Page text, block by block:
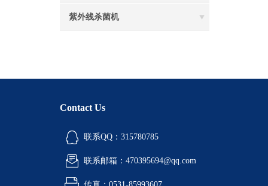
紫外线杀菌机
Contact Us
联系QQ：315780785
联系邮箱：470395694@qq.com